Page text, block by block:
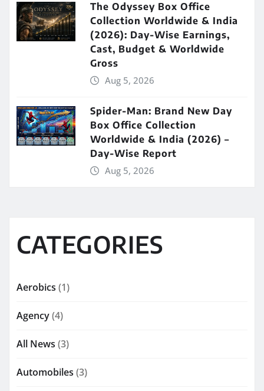
The Odyssey Box Office
Collection Worldwide & India
(2026): Day-Wise Earnings,
Cast, Budget & Worldwide
Gross
Aug 5, 2026
Spider-Man: Brand New Day
Box Office Collection
Worldwide & India (2026) –
Day-Wise Report
Aug 5, 2026
CATEGORIES
Aerobics (1)
Agency(4)
All News (3)
Automobiles (3)